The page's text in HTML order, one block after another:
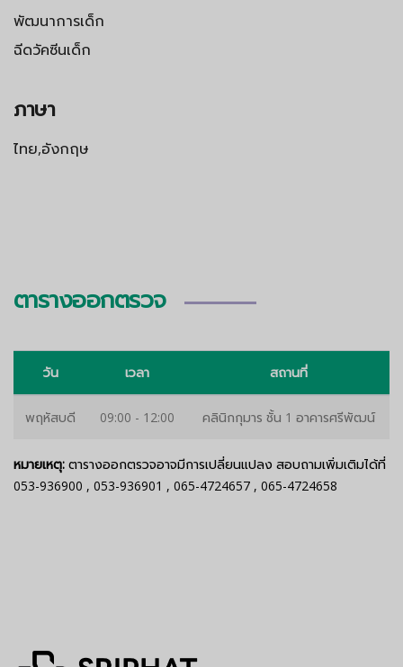
พัฒนาการเด็ก
ฉีดวัคซีนเด็ก
ภาษา
ไทย,อังกฤษ
ตารางออกตรวจ
วัน เวลา สถานที่
พฤหัสบดี 09:00 - 12:00 คลินิกกุมาร ชั้น 1 อาคารศรีพัฒน์
หมายเหตุ: ตารางออกตรวจอาจมีการเปลี่ยนแปลง สอบถามเพิ่มเติมได้ที่
053-936900 , 053-936901 , 065-4724657 , 065-4724658